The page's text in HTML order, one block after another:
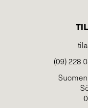
(09) 228